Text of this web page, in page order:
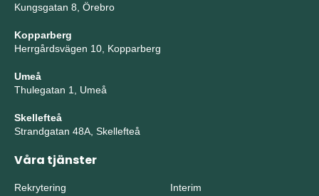
Kungsgatan 8, Örebro
Kopparberg
Herrgårdsvägen 10, Kopparberg
Umeå
Thulegatan 1, Umeå
Skellefteå
Strandgatan 48A, Skellefteå
Våra tjänster
Rekrytering
Interim